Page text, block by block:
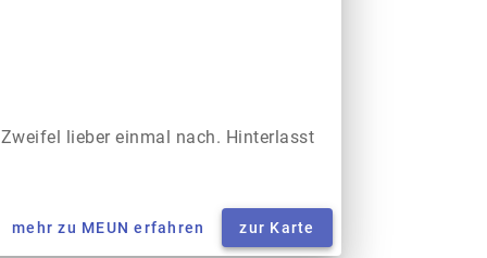
lieber einmal nach. Hinterlasst
mehr zu MEUN erfahren zur Karte